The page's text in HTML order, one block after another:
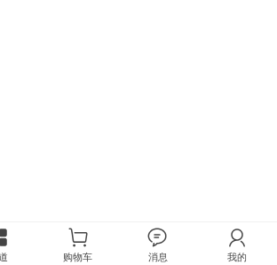
购物车 消息 我的